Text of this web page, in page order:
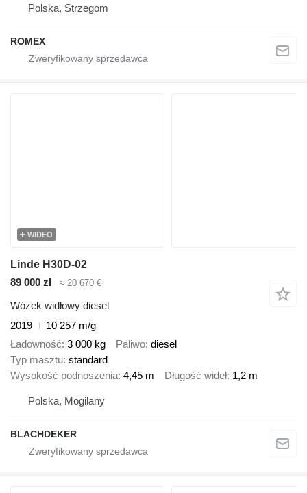
Polska, Strzegom
ROMEX
WIDEO
Linde H30D-02
89 000 zł
≈ 20 670 €
Wózek widłowy diesel
2019
10 257 m/g
Ładowność 3 000 kg Paliwo diesel
Typ masztu standard
Wysokość podnoszenia 4,45 m Długość wideł 1,2 m
Polska, Mogilany
BLACHDEKER